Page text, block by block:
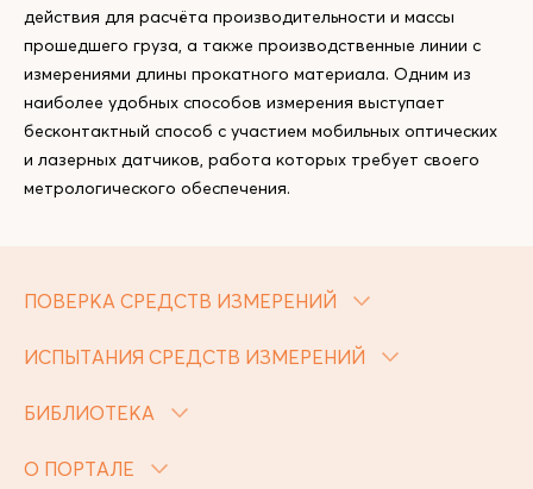
действия для расчёта производительности и массы
прошедшего груза, а также производственные линии с
измерениями длины прокатного материала. Одним из
наиболее удобных способов измерения выступает
бесконтактный способ с участием мобильных оптических
и лазерных датчиков, работа которых требует своего
метрологического обеспечения.
ПОВЕРКА СРЕДСТВ ИЗМЕРЕНИЙ
ИСПЫТАНИЯ СРЕДСТВ ИЗМЕРЕНИЙ
БИБЛИОТЕКА
О ПОРТАЛЕ